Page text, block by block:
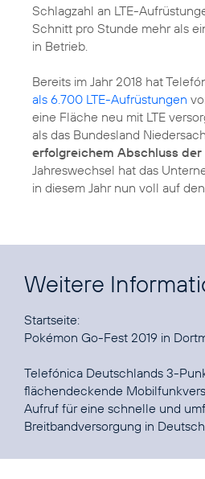
Schlagzahl an LTE-
Schnitt pro Stunde mehr als
in Betrieb.
Bereits im Jahr 2018 hat
als 6.700 LTE-Aufrüstungen
eine Fläche neu mit LTE
als das Bundesland
erfolgreichem Abschluss
Jahreswechsel hat das
in diesem Jahr nun voll auf den
Weitere
Pokémon Go-Fest 2019 in
Telefónica Deutschlands 3-
flächendeckende
Aufruf für eine schnelle und
Breitbandversorgung in